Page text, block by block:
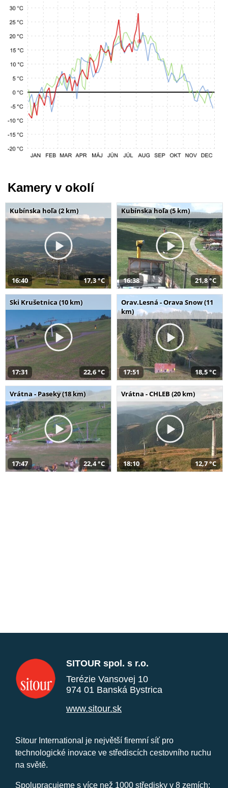
Kamery v okolí
Kubínska hoľa (2 km)
16:40 17,3 °C
Kubínska hoľa (5 km)
16:38 21,8 °C
Ski Krušetnica (10 km)
17:31 22,6 °C
Orav.Lesná - Orava Snow (11
km)
17:51 18,5 °C
Vrátna - Paseky (18 km)
17:47 22,4 °C
Vrátna - CHLEB (20 km)
18:10 12,7 °C
SITOUR spol. s r.o.
Terézie Vansovej 10
974 01 Banská Bystrica
www.sitour.sk
Sitour International je největší firemní síť pro
technologické inovace ve střediscích cestovního ruchu
na světě.
Spolupracujeme s více než 1000 středisky v 8 zemích: